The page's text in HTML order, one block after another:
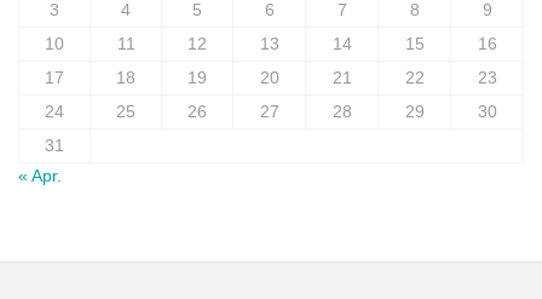
3
4 5 6 7 8
9
10
11 12 13 14 15
16
17
18 19 20 21 22
23
24
25 26 27 28 29
30
31
« Apr.